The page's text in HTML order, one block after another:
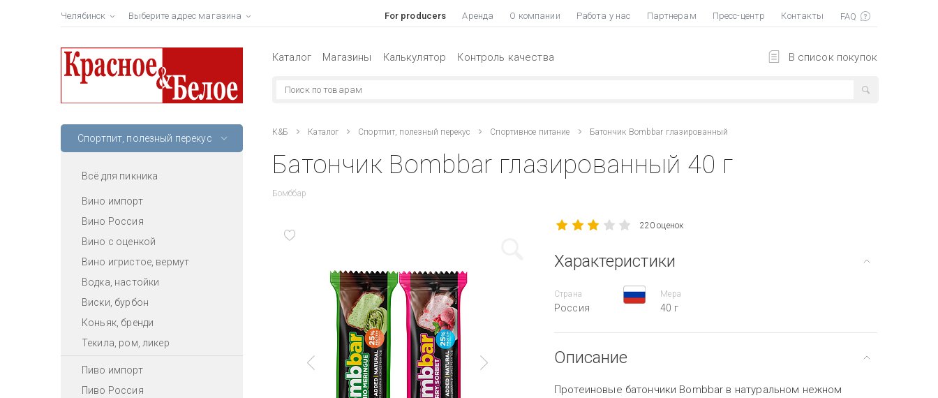
Челябинск Выберите адрес магазина For producers Аренда О компании Работа у нас Партнерам Пресс-центр Контакты
В список покупок
Каталог Магазины Калькулятор Контроль качества
Спортпит, полезный перекус
Всё для пикника
Вино импорт
Вино Россия
Вино с оценкой
Вино игристое, вермут
Водка, настойки
Виски, бурбон
Коньяк, бренди
Текила, ром, ликер
Пиво импорт
Пиво Россия
К&Б Каталог Спортпит, полезный перекус Спортивное питание Батончик Bombbar глазированный
Батончик Bombbar глазированный 40 г
Бомббар
220 оценок
Характеристики
Страна
Россия
Мера
40 г
Описание
Протеиновые батончики Bombbar в натуральном нежном